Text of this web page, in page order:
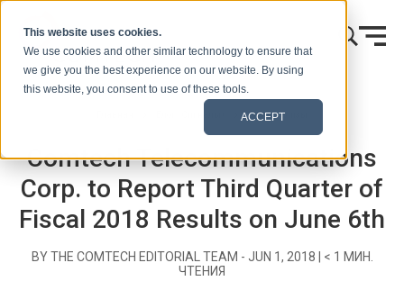
This website uses cookies.
We use cookies and other similar technology to ensure that
we give you the best experience on our website. By using
this website, you consent to use of these tools.
ACCEPT
Пресс-релизы
Comtech Telecommunications
Corp. to Report Third Quarter of
Fiscal 2018 Results on June 6th
BY THE COMTECH EDITORIAL TEAM - JUN 1, 2018 < 1 МИН.
ЧТЕНИЯ